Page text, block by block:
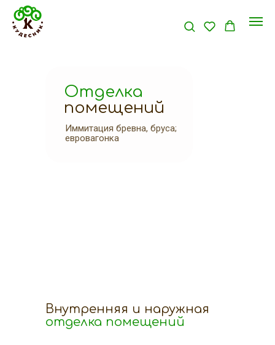
Отделка
помещений
Иммитация бревна, бруса;
евровагонка
Внутренняя и наружная
отделка помещений